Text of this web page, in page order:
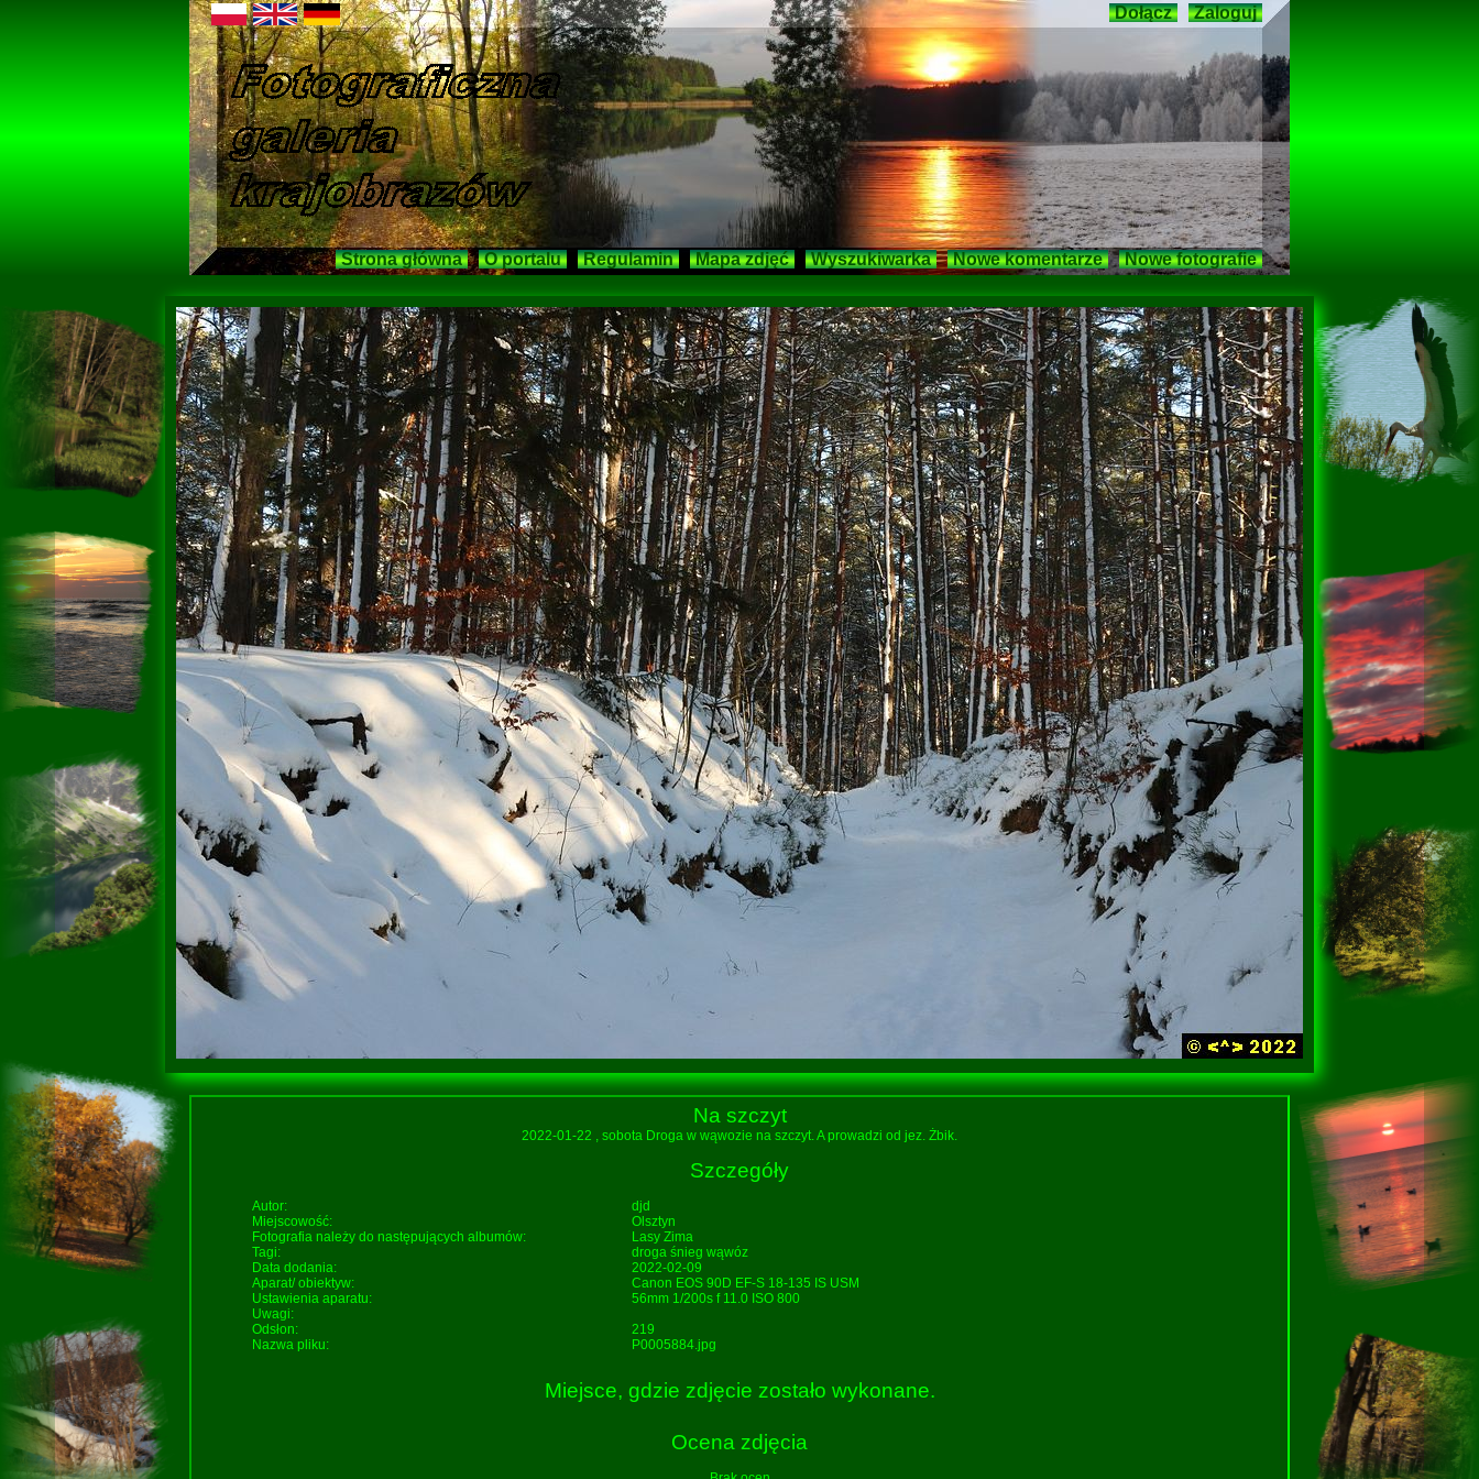
Dołącz Zaloguj
Strona główna O portalu Regulamin Mapa zdjęć Wyszukiwarka Nowe komentarze Nowe fotografie
Na szczyt
2022-01-22 , sobota Droga w wąwozie na szczyt. A prowadzi od jez. Żbik.
Szczegóły
Autor:
djd
Miejscowość:
Olsztyn
Fotografia należy do następujących albumów:
Lasy Zima
Tagi:
droga śnieg wąwóz
Data dodania:
2022-02-09
Aparat/ obiektyw:
Canon EOS 90D EF-S 18-135 IS USM
Ustawienia aparatu:
56mm 1/200s f 11.0 ISO 800
Uwagi:
Odsłon:
219
Nazwa pliku:
P0005884.jpg
Miejsce, gdzie zdjęcie zostało wykonane.
Ocena zdjęcia